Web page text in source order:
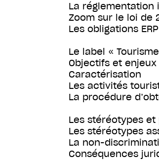
La réglementation
Zoom sur le loi de
Les obligations ERP
Le label «
Objectifs et enjeux
Caractérisation
Les activités
La procédure
Les stéréotypes
Les stéréotypes
La non-
Conséquences